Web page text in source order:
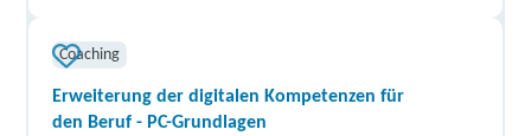
Coaching
Erweiterung der digitalen Kompetenzen für
den Beruf - PC-Grundlagen